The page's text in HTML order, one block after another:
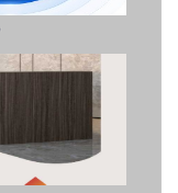
الدول